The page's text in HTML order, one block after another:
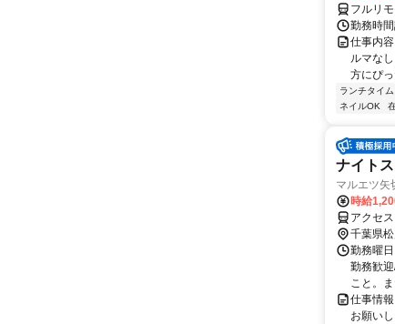
フルリモ
勤務時
仕事内
ルマな
方にぴ
ランチタイム
ネイルOK
ナイト
マルエツ矢
時給
アクセ
千葉県
勤務曜
勤務歓
こと。
仕事情
お願い